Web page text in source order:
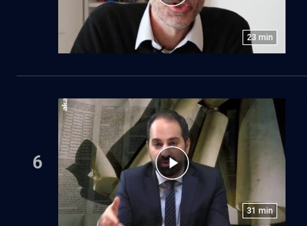
23 min
6
31 min